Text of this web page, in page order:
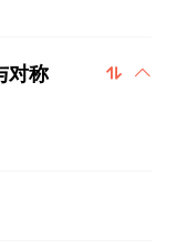
 
对称